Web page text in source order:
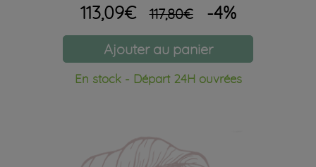
113,09€ 117,80€ -4%
Ajouter au panier
En stock - Départ 24H ouvrées